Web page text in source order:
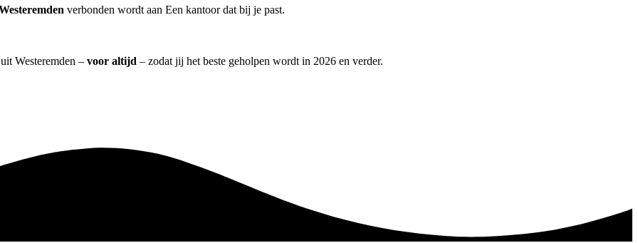
verbonden wordt aan Een kantoor dat bij je past.
Westeremden – voor altijd – zodat jij het beste geholpen wordt in 2026 en verder.